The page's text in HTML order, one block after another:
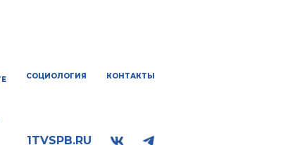
СОЦИОЛОГИЯ КОНТАКТЫ
1TVSPB.RU